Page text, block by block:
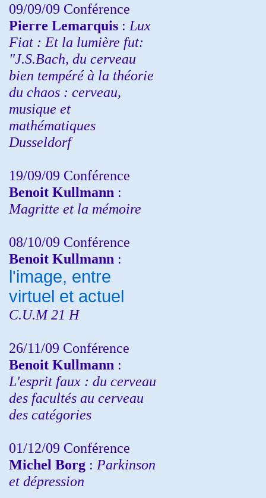
09/09/09 Conférence
Pierre Lemarquis : Lux
Fiat : Et la lumière fut:
"J.S.Bach, du cerveau
bien tempéré à la théorie
du chaos : cerveau,
musique et
mathématiques
Dusseldorf
19/09/09 Conférence
Benoit Kullmann :
Magritte et la mémoire
08/10/09 Conférence
Benoit Kullmann :
l'image, entre
virtuel et actuel
C.U.M 21 H
26/11/09 Conférence
Benoit Kullmann :
L'esprit faux : du cerveau
des facultés au cerveau
des catégories
01/12/09 Conférence
Michel Borg : Parkinson
et dépression